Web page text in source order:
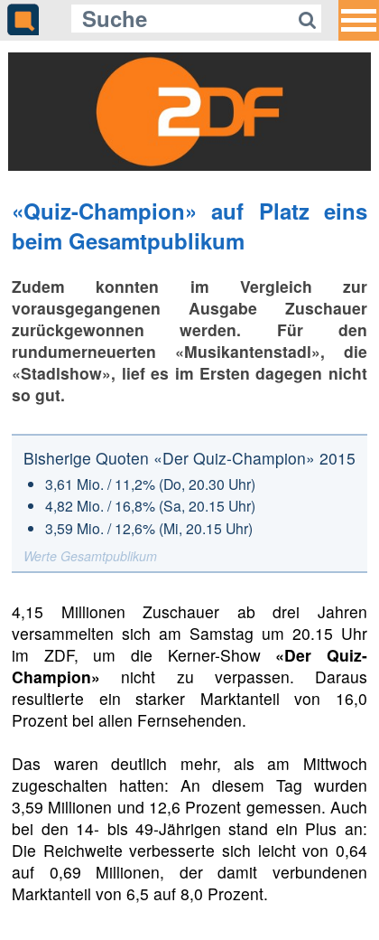
«Quiz-Champion» auf Platz eins
beim Gesamtpublikum
Zudem konnten im Vergleich zur
vorausgegangenen Ausgabe Zuschauer
zurückgewonnen werden. Für den
rundumerneuerten «Musikantenstadl», die
«Stadlshow», lief es im Ersten dagegen nicht
so gut.
Bisherige Quoten «Der Quiz-Champion» 2015
3,61 Mio. / 11,2% (Do, 20.30 Uhr)
4,82 Mio. / 16,8% (Sa, 20.15 Uhr)
3,59 Mio. / 12,6% (Mi, 20.15 Uhr)
Werte Gesamtpublikum
4,15 Millionen Zuschauer ab drei Jahren
versammelten sich am Samstag um 20.15 Uhr
im ZDF, um die Kerner-Show «Der Quiz-
Champion» nicht zu verpassen. Daraus
resultierte ein starker Marktanteil von 16,0
Prozent bei allen Fernsehenden.
Das waren deutlich mehr, als am Mittwoch
zugeschalten hatten: An diesem Tag wurden
3,59 Millionen und 12,6 Prozent gemessen. Auch
bei den 14- bis 49-Jährigen stand ein Plus an:
Die Reichweite verbesserte sich leicht von 0,64
auf 0,69 Millionen, der damit verbundenen
Marktanteil von 6,5 auf 8,0 Prozent.